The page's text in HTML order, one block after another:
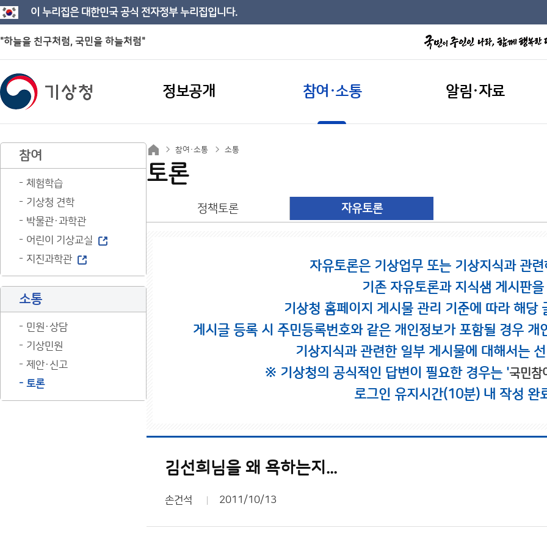
이 누리집은 대한민국 공식 전자정부 누리집입니다.
"하늘을 친구처럼, 국민을 하늘처럼"
정보공개 참여·소통 알림·자료
참여
체험학습
기상청 견학
박물관·과학관
어린이 기상교실
지진과학관
소통
민원·상담
기상민원
제안·신고
토론
참여·소통 소통
토론
정책토론 자유토론
자유토론은 기상업무 또는 기상지식과 관
기존 자유토론과 지식샘 게시판
기상청 홈페이지 게시물 관리 기준에 따라 해당
게시글 등록 시 주민등록번호와 같은 개인정보가 포함될 경우
기상지식과 관련한 일부 게시물에 대해서는
※ 기상청의 공식적인 답변이 필요한 경우는 '국민참
로그인 유지시간(10분) 내 작성 완
김선희님을 왜 욕하는지...
손건석 2011/10/13